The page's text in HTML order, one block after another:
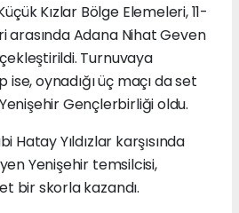
Kızlar Bölge Elemeleri, 11-
arasında Adana Nihat Geven
Turnuvaya
ise, oynadığı üç maçı da set
Gençlerbirliği oldu.
Hatay Yıldızlar karşısında
Yenişehir temsilcisi,
bir skorla kazandı.